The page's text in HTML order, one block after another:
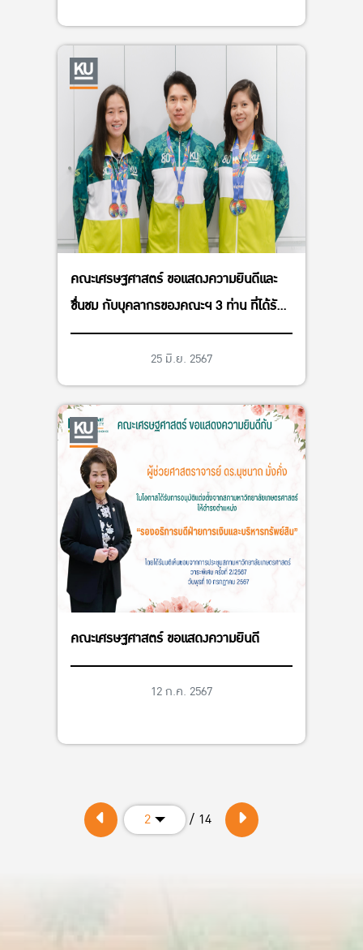
คณะเศรษฐศาสตร์ ขอแสดงความยินดีและ
ชื่นชม กับบุคลากรของคณะฯ 3 ท่าน ที่ได้รับ
เหรียญรางวัลในการแข่งขันกีฬาบุคลากร
มหาวิทยาลัยแห่งประเทศไทย ครั้งที่ 40 อ่าง
แก้วเกม ระหว่างวันที่ 31 พฤษภาคม – 9
มิถุนายน 2567
25 มิ.ย. 2567
คณะเศรษฐศาสตร์ ขอแสดงความยินดี
12 ก.ค. 2567
2 / 14